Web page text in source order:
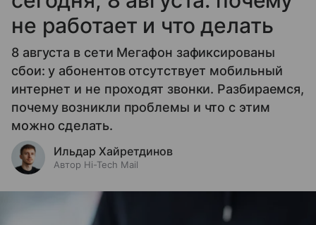
не работает и что делать
8 августа в сети Мегафон зафиксированы
сбои: у абонентов отсутствует мобильный
интернет и не проходят звонки. Разбираемся,
почему возникли проблемы и что с этим
можно сделать.
Ильдар Хайретдинов
Автор Hi-Tech Mail